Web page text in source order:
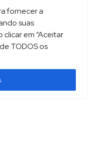
fornecer a
suas
em “Aceitar
TODOS os